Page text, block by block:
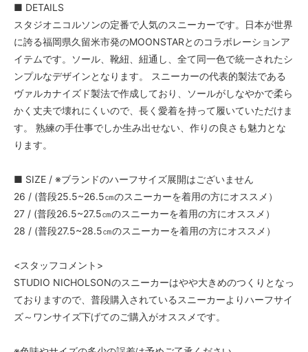
■ DETAILS
スタジオニコルソンの定番で人気のスニーカーです。日本が世界
に誇る福岡県久留米市発のMOONSTARとのコラボレーションア
イテムです。ソール、靴紐、紐通し、全て同一色で統一されたシ
ンプルなデザインとなります。 スニーカーの代表的製法である
ヴァルカナイズド製法で作成しており、ソールがしなやかで柔ら
かく丈夫で壊れにくいので、長く愛着を持って履いていただけま
す。 熟練の手仕事でしか生み出せない、作りの良さも魅力とな
ります。
■ SIZE / ※ブランドのハーフサイズ展開はございません
26 / (普段25.5~26.5㎝のスニーカーを着用の方にオススメ）
27 / (普段26.5~27.5㎝のスニーカーを着用の方にオススメ）
28 / (普段27.5~28.5㎝のスニーカーを着用の方にオススメ）
<スタッフコメント>
STUDIO NICHOLSONのスニーカーはやや大きめのつくりとなっ
ておりますので、普段購入されているスニーカーよりハーフサイ
ズ～ワンサイズ下げてのご購入がオススメです。